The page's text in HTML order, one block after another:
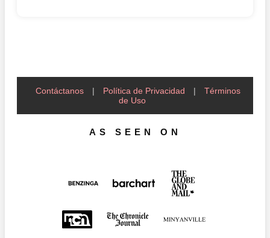
Contáctanos | Política de Privacidad |
Términos
de Uso
AS SEEN ON